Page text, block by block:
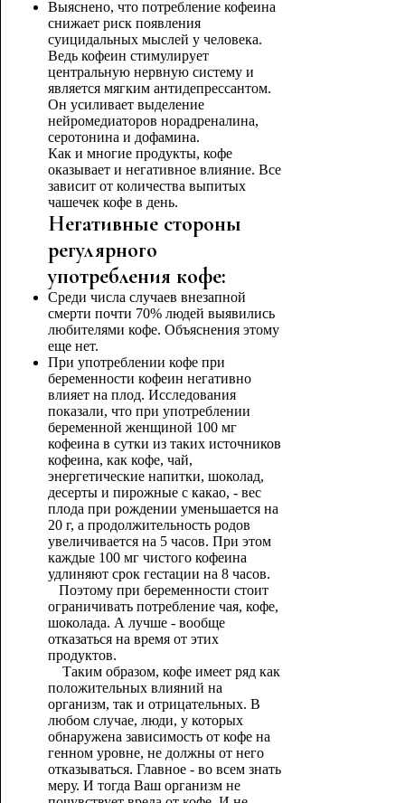
Выяснено, что потребление кофеина
снижает риск появления
суицидальных мыслей у человека.
Ведь кофеин стимулирует
центральную нервную систему и
является мягким антидепрессантом.
Он усиливает выделение
нейромедиаторов норадреналина,
серотонина и дофамина.
Как и многие продукты, кофе
оказывает и негативное влияние. Все
зависит от количества выпитых
чашечек кофе в день.
Негативные стороны
регулярного
употребления кофе:
Среди числа случаев внезапной
смерти почти 70% людей выявились
любителями кофе. Объяснения этому
еще нет.
При употреблении кофе при
беременности кофеин негативно
влияет на плод. Исследования
показали, что при употреблении
беременной женщиной 100 мг
кофеина в сутки из таких источников
кофеина, как кофе, чай,
энергетические напитки, шоколад,
десерты и пирожные с какао, - вес
плода при рождении уменьшается на
20 г, а продолжительность родов
увеличивается на 5 часов. При этом
каждые 100 мг чистого кофеина
удлиняют срок гестации на 8 часов.
Поэтому при беременности стоит
ограничивать потребление чая, кофе,
шоколада. А лучше - вообще
отказаться на время от этих
продуктов.
Таким образом, кофе имеет ряд как
положительных влияний на
организм, так и отрицательных. В
любом случае, люди, у которых
обнаружена зависимость от кофе на
генном уровне, не должны от него
отказываться. Главное - во всем знать
меру. И тогда Ваш организм не